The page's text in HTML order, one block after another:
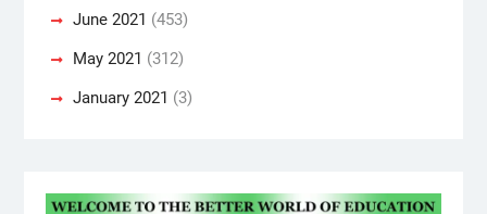
June 2021 (453)
May 2021 (312)
January 2021 (3)